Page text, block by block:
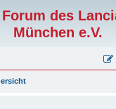
des
München e.V.